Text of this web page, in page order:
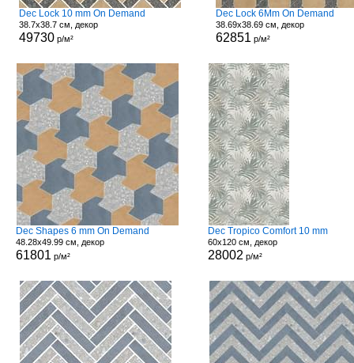
Dec Lock 10 mm On Demand
38.7x38.7 см, декор
49730р/м²
Dec Lock 6Mm On Demand
38.69x38.69 см, декор
62851 р/м²
Dec Shapes 6 mm On Demand
48.28x49.99 см, декор
61801 р/м²
Dec Tropico Comfort 10 mm
60x120 см, декор
28002 р/м²